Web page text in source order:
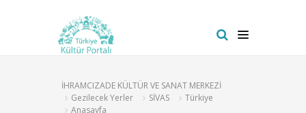
İHRAMCIZADE KÜLTÜR VE SANAT MERKEZİ
Gezilecek Yerler
SİVAS
Türkiye
Anasayfa